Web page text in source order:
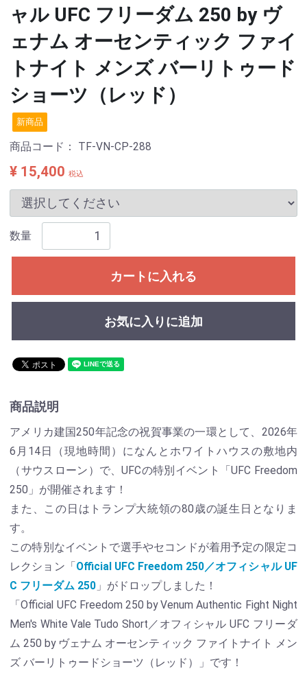
ャル UFC フリーダム 250 by ヴ
ェナム オーセンティック ファイ
トナイト メンズ バーリトゥード
ショーツ（レッド）
新商品
商品コード： TF-VN-CP-288
¥ 15,400 税込
数量
カートに入れる
お気に入りに追加
商品説明
アメリカ建国250年記念の祝賀事業の一環として、2026年
6月14日（現地時間）になんとホワイトハウスの敷地内
（サウスローン）で、UFCの特別イベント「UFC Freedom
250」が開催されます！
また、この日はトランプ大統領の80歳の誕生日となりま
す。
この特別なイベントで選手やセコンドが着用予定の限定コ
レクション「 Official UFC Freedom 250／オフィシャル UF
C フリーダム 250 」がドロップしました！
「Official UFC Freedom 250 by Venum Authentic Fight Night
Men's White Vale Tudo Short／オフィシャル UFC フリーダ
ム 250 by ヴェナム オーセンティック ファイトナイト メン
ズ バーリトゥードショーツ（レッド）」です！